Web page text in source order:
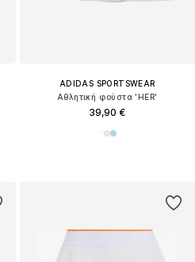
ADIDAS SPORTSWEAR
Αθλητική φούστα 'HER'
39,90 €